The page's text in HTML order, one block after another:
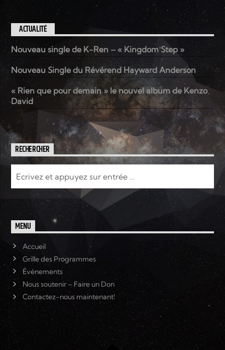
ACTUALITÉ
Nouveau single de K-Ren – « Kingdom Step »
Nouveau Single du Révérend Hayward Anderson
« Rien que pour demain » le nouvel album de Kenzo
David
RECHERCHER
MENU
Accueil
Grille des Programmes
Événements
Nous soutenir – Faire un Don
Contactez-nous maintenant!